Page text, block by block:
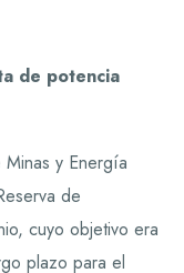
de potencia
y Energía
de
cuyo objetivo era
plazo para el